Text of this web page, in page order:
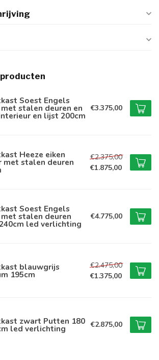
Soest Engels
stalen deuren en
en lijst 200cm
€3.375,00
Heeze eiken
met stalen deuren
€2.375,00
€1.875,00
Soest Engels
stalen deuren
led verlichting
€4.775,00
blauwgrijs
195cm
€2.475,00
€1.375,00
zwart Putten 180
led verlichting €2.875,00